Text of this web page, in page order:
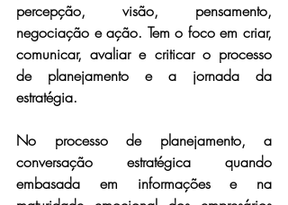
percepção, visão, pensamento,
negociação e ação. Tem o foco em criar,
comunicar, avaliar e criticar o processo
de planejamento e a jornada da
estratégia.
No processo de planejamento, a
conversação estratégica quando
embasada em informações e na